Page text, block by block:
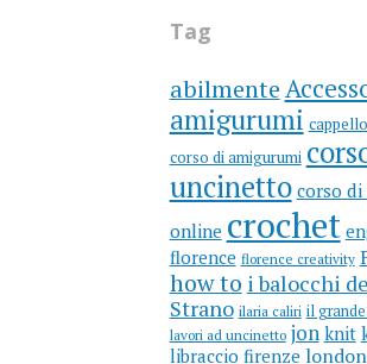
(ARGH)
Tag
abilmente
amigurumi cappello
corso di amigurumi
uncinetto corso
online crochet
florence florence creativity
how to i balocchi
Strano ilaria caliri il
lavori ad uncinetto jon knit
libraccio firenze london